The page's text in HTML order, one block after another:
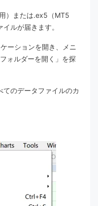
）または.ex5（MT5
ルが届きます。
ションを開き、メニ
ォルダーを開く」を探
のデータファイルのカ